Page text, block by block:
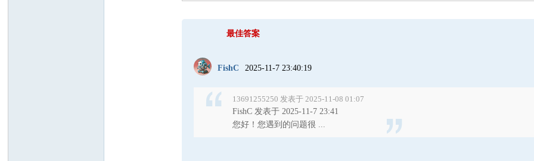
最佳答案
FishC 2025-11-7 23:40:19
13691255250 发表于 2025-11-08 01:07
FishC 发表于 2025-11-7 23:41
您好！您遇到的问题很 ...